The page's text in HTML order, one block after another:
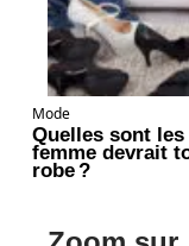
Mode
Quelles sont les
femme devrait
robe ?